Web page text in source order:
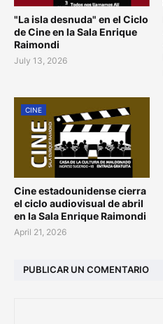
"La isla desnuda" en el Ciclo
de Cine en la Sala Enrique
Raimondi
July 13, 2026
CINE
Cine estadounidense cierra
el ciclo audiovisual de abril
en la Sala Enrique Raimondi
April 21, 2026
PUBLICAR UN COMENTARIO